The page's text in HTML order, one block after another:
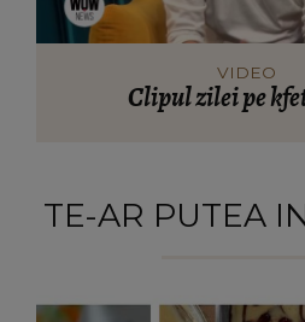
VIDEO
Clipul zilei pe
TE-AR PUTEA